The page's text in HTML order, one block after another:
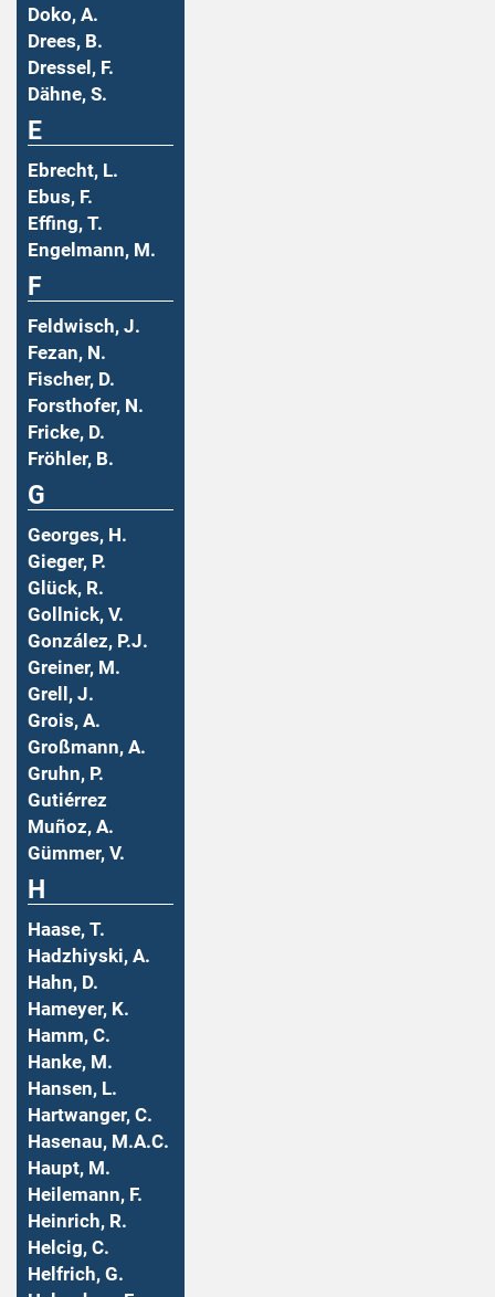
Doko, A.
Drees, B.
Dressel, F.
Dähne, S.
E
Ebrecht, L.
Ebus, F.
Effing, T.
Engelmann, M.
F
Feldwisch, J.
Fezan, N.
Fischer, D.
Forsthofer, N.
Fricke, D.
Fröhler, B.
G
Georges, H.
Gieger, P.
Glück, R.
Gollnick, V.
González, P.J.
Greiner, M.
Grell, J.
Grois, A.
Großmann, A.
Gruhn, P.
Gutiérrez
Muñoz, A.
Gümmer, V.
H
Haase, T.
Hadzhiyski, A.
Hahn, D.
Hameyer, K.
Hamm, C.
Hanke, M.
Hansen, L.
Hartwanger, C.
Hasenau, M.A.C.
Haupt, M.
Heilemann, F.
Heinrich, R.
Helcig, C.
Helfrich, G.